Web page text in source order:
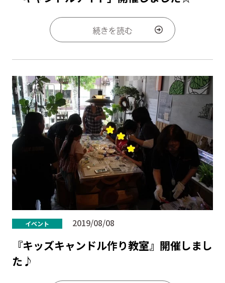
続きを読む
イベント 2019/08/08
『キッズキャンドル作り教室』開催しまし
た♪